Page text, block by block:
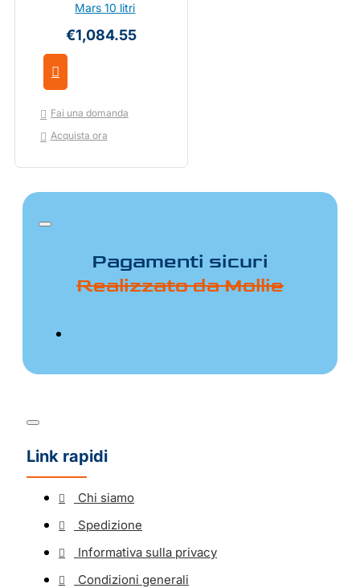
Mars 10 litri
€1,084.55
Fai una domanda
Acquista ora
Pagamenti sicuri
Realizzato da Mollie
Link rapidi
Chi siamo
Spedizione
Informativa sulla privacy
Condizioni generali